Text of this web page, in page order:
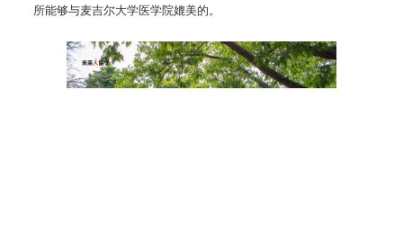
所能够与麦吉尔大学医学院媲美的。